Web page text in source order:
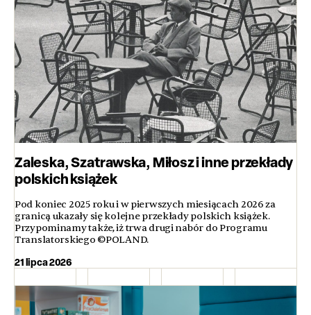
Zaleska, Szatrawska, Miłosz i inne przekłady
polskich książek
Pod koniec 2025 roku i w pierwszych miesiącach 2026 za
granicą ukazały się kolejne przekłady polskich książek.
Przypominamy także, iż trwa drugi nabór do Programu
Translatorskiego ©POLAND.
21 lipca 2026